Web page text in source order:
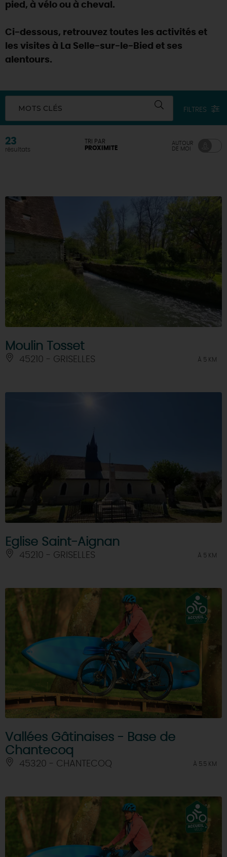
pied, à vélo ou à cheval.
Ci-dessous, retrouvez toutes les activités et
les visites à La Selle-sur-le-Bied et ses
alentours.
MOTS CLÉS FILTRES
23
résultats
TRI PAR
PROXIMITÉ
AUTOUR
DE MOI
Moulin Tosset
45210 - GRISELLES À 5 KM
Eglise Saint-Aignan
45210 - GRISELLES À 5 KM
Vallées Gâtinaises - Base de
Chantecoq
45320 - CHANTECOQ À 5.5 KM